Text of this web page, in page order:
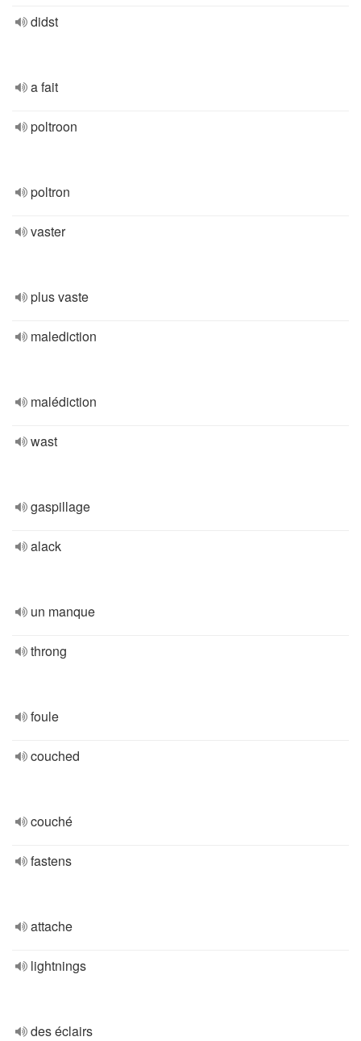
didst
a fait
poltroon
poltron
vaster
plus vaste
malediction
malédiction
wast
gaspillage
alack
un manque
throng
foule
couched
couché
fastens
attache
lightnings
des éclairs